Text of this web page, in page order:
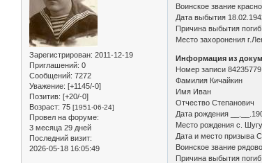
Зарегистрирован: 2011-12-19
Приглашений: 0
Сообщений: 7272
Уважение: [+1145/-0]
Позитив: [+20/-0]
Возраст: 75 [1951-06-24]
Провел на форуме:
3 месяца 29 дней
Последний визит:
2026-05-18 16:05:49
Воинское звание
Дата выбытия
Причина выбытия
Место захоронения
Информация из
Номер записи 84235779
Фамилия Кичайкин
Имя Иван
Отчество Степанович
Дата рождения
Место рождения с.
Дата и место призыва
Воинское звание
Причина выбытия погиб